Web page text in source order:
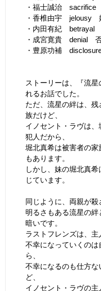
・福士誠治 sacrifice
・香椎由宇 jelousy
・内田有紀
・成宮寛貴 denial
・豊原功補
ストーリーは、『流
れるお話でした。
ただ、流星の絆は、
族だけど、
イノセント・ラヴは
犯人だから、
堀北真希は被害者の
もあります。
しかし、妹の堀北真
じています。
同じように、両親が殺
明るさもある流星の
暗いです。
ラストフレンズは、主
不幸になっていくの
ら、
不幸になるのも仕方
ど、
イノセント・ラヴの主